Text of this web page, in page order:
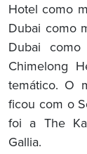
Hotel como
Dubai como
Dubai
Chimelong
temático. O
ficou com o
foi a The
Gallia.